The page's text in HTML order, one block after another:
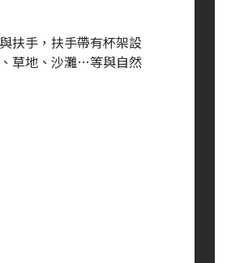
扶手，扶手帶有杯架設
草地、沙灘…等與自然